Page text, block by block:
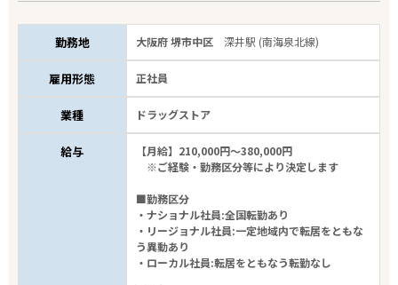
勤務地 大阪府 堺市中区 深井駅 (南海泉北線)
雇用形態 正社員
業種 ドラッグストア
給与
【月給】210,000円～380,000円
※ご経験・勤務区分等により決定します
■勤務区分
・ナショナル社員:全国転勤あり
・リージョナル社員:一定地域内で転居をともな
う異動あり
・ローカル社員:転居をともなう転勤なし